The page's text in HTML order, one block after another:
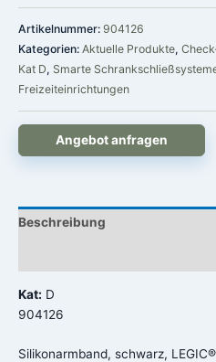
Artikelnummer: 904126
Kategorien: Aktuelle Produkte,
Kat D, Smarte
Freizeiteinrichtungen
Angebot anfragen
Beschreibung
Kat: D
904126
Silikonarmband, schwarz,